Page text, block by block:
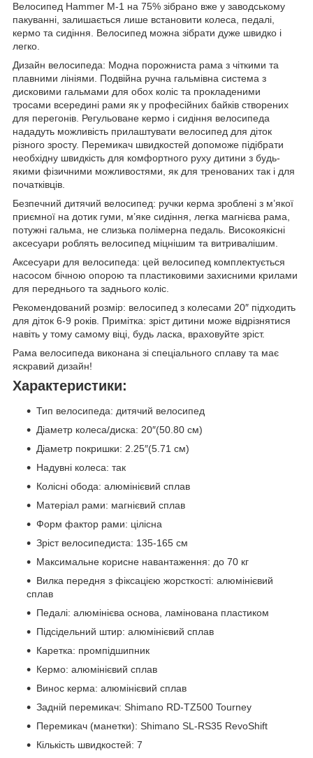
Велосипед Hammer M-1 на 75% зібрано вже у заводському
пакуванні, залишається лише встановити колеса, педалі,
кермо та сидіння. Велосипед можна зібрати дуже швидко і
легко.
Дизайн велосипеда: Модна порожниста рама з чіткими та
плавними лініями. Подвійна ручна гальмівна система з
дисковими гальмами для обох коліс та прокладеними
тросами всередині рами як у професійних байків створених
для перегонів. Регульоване кермо і сидіння велосипеда
нададуть можливість прилаштувати велосипед для діток
різного зросту. Перемикач швидкостей допоможе підібрати
необхідну швидкість для комфортного руху дитини з будь-
якими фізичними можливостями, як для тренованих так і для
початківців.
Безпечний дитячий велосипед: ручки керма зроблені з м’якої
приємної на дотик гуми, м’яке сидіння, легка магнієва рама,
потужні гальма, не слизька полімерна педаль. Високоякісні
аксесуари роблять велосипед міцнішим та витривалішим.
Аксесуари для велосипеда: цей велосипед комплектується
насосом бічною опорою та пластиковими захисними крилами
для переднього та заднього коліс.
Рекомендований розмір: велосипед з колесами 20″ підходить
для діток 6-9 років. Примітка: зріст дитини може відрізнятися
навіть у тому самому віці, будь ласка, враховуйте зріст.
Рама велосипеда виконана зі спеціального сплаву та має
яскравий дизайн!
Характеристики:
Тип велосипеда: дитячий велосипед
Діаметр колеса/диска: 20″(50.80 см)
Діаметр покришки: 2.25″(5.71 см)
Надувні колеса: так
Колісні обода: алюмінієвий сплав
Матеріал рами: магнієвий сплав
Форм фактор рами: цілісна
Зріст велосипедиста: 135-165 см
Максимальне корисне навантаження: до 70 кг
Вилка передня з фіксацією жорсткості: алюмінієвий
сплав
Педалі: алюмінієва основа, ламінована пластиком
Підсідельний штир: алюмінієвий сплав
Каретка: промпідшипник
Кермо: алюмінієвий сплав
Винос керма: алюмінієвий сплав
Задній перемикач: Shimano RD-TZ500 Tourney
Перемикач (манетки): Shimano SL-RS35 RevoShift
Кількість швидкостей: 7